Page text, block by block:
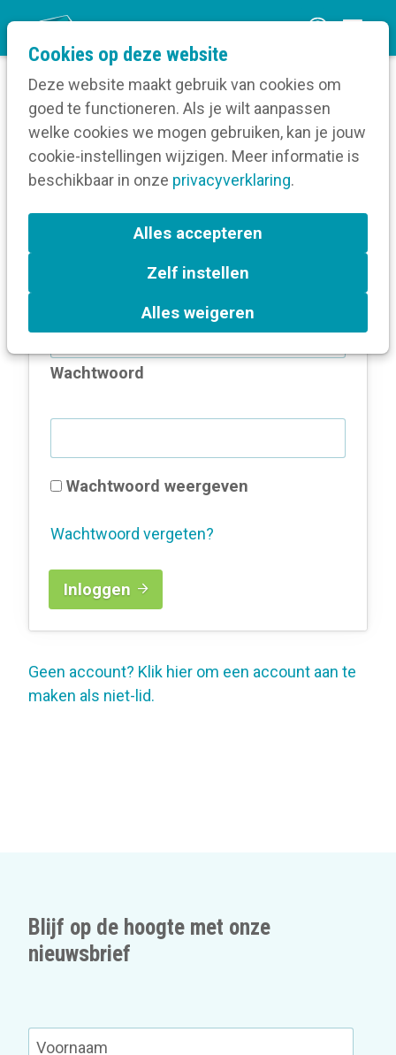
Cookies op deze website
Deze website maakt gebruik van cookies om
goed te functioneren. Als je wilt aanpassen
welke cookies we mogen gebruiken, kan je jouw
cookie-instellingen wijzigen. Meer informatie is
beschikbaar in onze privacyverklaring.
Alles accepteren
Zelf instellen
Alles weigeren
n
m
Home
Log in
Log in
Wachtwoord
Wachtwoord weergeven
Wachtwoord vergeten?
Inloggen
Geen account? Klik hier om een account aan te
maken als niet-lid.
Blijf op de hoogte met onze
nieuwsbrief